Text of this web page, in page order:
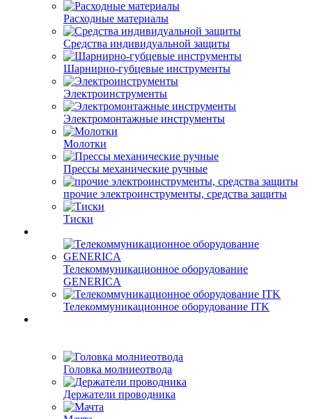
Расходные материалы
Средства индивидуальной защиты
Шарнирно-губцевые инструменты
Электроинструменты
Электромонтажные инструменты
Молотки
Прессы механические ручные
прочие электроинструменты, средства защиты
Тиски
Телекоммуникационное оборудование
GENERICA
Телекоммуникационное оборудование ITK
Головка молниеотвода
Держатели проводника